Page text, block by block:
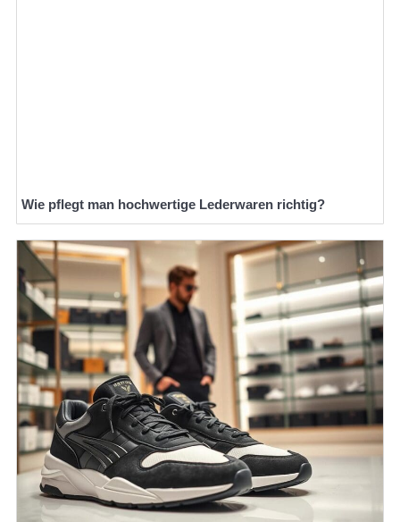
Wie pflegt man hochwertige Lederwaren richtig?